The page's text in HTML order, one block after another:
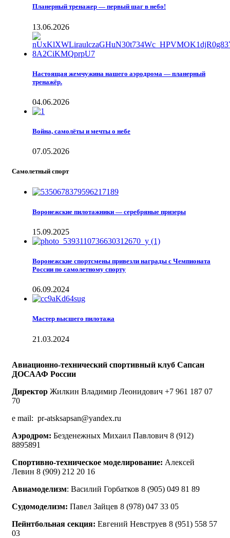
Планерный тренажер — первый шаг в небо!
13.06.2026
Настоящая жемчужина нашего аэродрома — планерный
тренажёр.
04.06.2026
Война, самолёты и мечты о небе
07.05.2026
Самолетный спорт
Воронежские пилотажники — серебряные призеры
15.09.2025
Воронежские спортсмены привезли награды с Чемпионата
России по самолетному спорту
06.09.2024
Мастер высшего пилотажа
21.03.2024
Авиационно-технический спортивный клуб Сапсан
ДОСААФ России
Директор Жилкин Владимир Леонидович +7 961 187 07
70
e mail: pr-atsksapsan@yandex.ru
Аэродром: Безденежных Михаил Павлович 8 (912)
8895891
Спортивно-техническое моделирование: Алексей
Левин 8 (909) 212 20 16
Авиамоделизм: Василий Горбатков 8 (905) 049 81 89
Судомоделизм: Павел Зайцев 8 (978) 047 33 05
Пейнтбольная секция: Евгений Невструев 8 (951) 558 57
03